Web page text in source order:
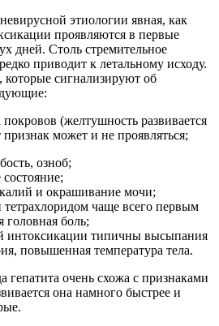
этиологии явная, как
проявляются в первые
дней. Столь стремительное
приводит к летальному исходу.
сигнализируют об
(желтушность развивается
признак может и не проявляться;
озноб;
и окрашивание мочи;
чаще всего первым
головная боль;
интоксикации типичны высыпания
повышенная температура тела.
гепатита очень схожа с признаками
она намного быстрее и